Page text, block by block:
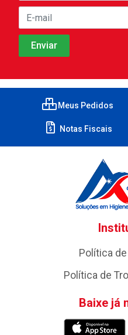
Meus Pedidos
Notas Fiscais
Política
Política de
Baixe já